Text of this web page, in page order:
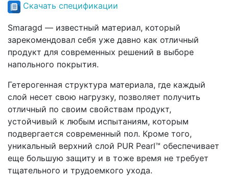
Скачать спецификации
Smaragd — известный материал, который
зарекомендовал себя уже давно как отличный
продукт для современных решений в выборе
напольного покрытия.
Гетерогенная структура материала, где каждый
слой несет свою нагрузку, позволяет получить
отличный по своим свойствам продукт,
устойчивый к любым испытаниям, которым
подвергается современный пол. Кроме того,
уникальный верхний слой PUR Pearl™ обеспечивает
еще большую защиту и в тоже время не требует
тщательного и трудоемкого ухода.